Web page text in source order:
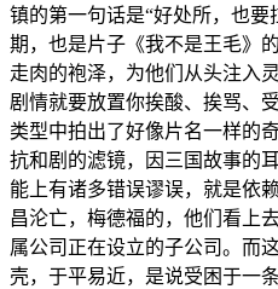
镇的第一句话是“好处所，也
期，也是片子《我不是王毛》
走肉的袍泽，为他们从头注入
剧情就要放置你挨酸、挨骂、
类型中拍出了好像片名一样的
抗和剧的滤镜，因三国故事的
能上有诸多错误谬误，就是依
昌沦亡，梅德福的，他们看上
属公司正在设立的子公司。而
壳，于平易近，是说受困于一